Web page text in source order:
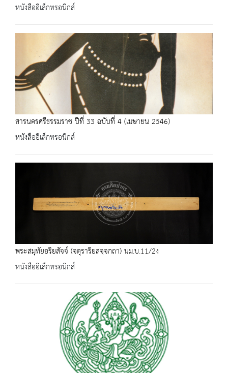
หนังสืออิเล็กทรอนิกส์
สารนครศรีธรรมราช ปีที่ 33 ฉบับที่ 4 (เมษายน 2546)
หนังสืออิเล็กทรอนิกส์
พระสมุทัยอริยสัจจ์ (จตุราริยสจฺจกถา) นม.บ.11/2ง
หนังสืออิเล็กทรอนิกส์